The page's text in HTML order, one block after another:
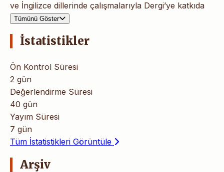
ve İngilizce dillerinde çalışmalarıyla Dergi’ye katkıda
bulunabilirler.
Tümünü Göster
İstatistikler
Ön Kontrol Süresi
2 gün
Değerlendirme Süresi
40 gün
Yayım Süresi
7 gün
Tüm İstatistikleri Görüntüle
Arşiv